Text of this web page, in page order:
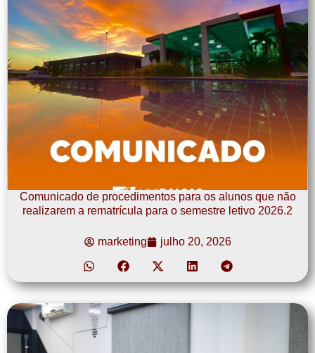
Comunicado de procedimentos para os alunos que não
realizarem a rematrícula para o semestre letivo 2026.2
marketing julho 20, 2026